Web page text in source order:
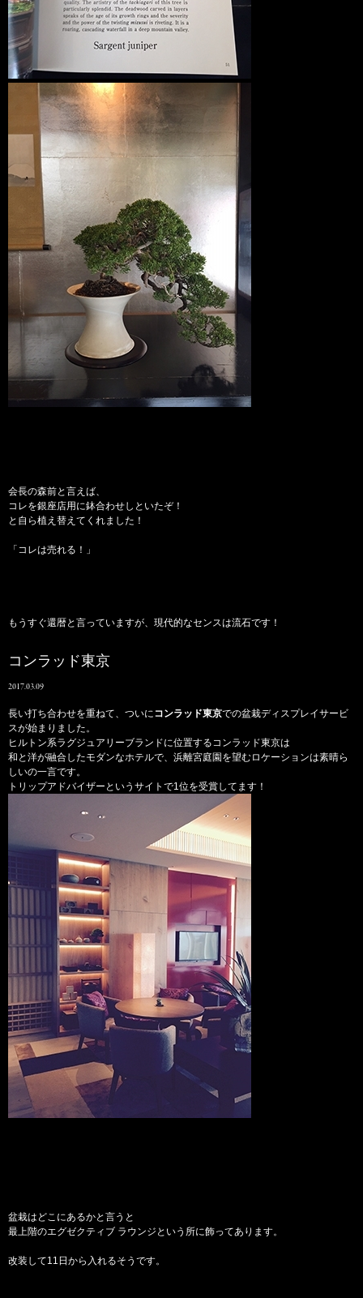
会長の森前と言えば、
コレを銀座店用に鉢合わせしといたぞ！
と自ら植え替えてくれました！
「コレは売れる！」
もうすぐ還暦と言っていますが、現代的なセンスは流石です！
コンラッド東京
2017.03.09
長い打ち合わせを重ねて、ついにコンラッド東京での盆栽ディスプレイサービ
スが始まりました。
ヒルトン系ラグジュアリーブランドに位置するコンラッド東京は
和と洋が融合したモダンなホテルで、浜離宮庭園を望むロケーションは素晴ら
しいの一言です。
トリップアドバイザーというサイトで1位を受賞してます！
盆栽はどこにあるかと言うと
最上階のエグゼクティブ ラウンジという所に飾ってあります。
改装して11日から入れるそうです。